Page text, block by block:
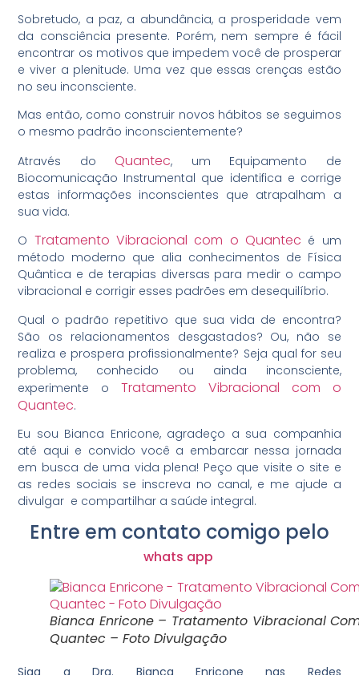
Sobretudo, a paz, a abundância, a prosperidade vem
da consciência presente. Porém, nem sempre é fácil
encontrar os motivos que impedem você de prosperar
e viver a plenitude. Uma vez que essas crenças estão
no seu inconsciente.
Mas então, como construir novos hábitos se seguimos
o mesmo padrão inconscientemente?
Através doQuantec, um Equipamento de
Biocomunicação Instrumental que identifica e corrige
estas informações inconscientes que atrapalham a
sua vida.
O Tratamento Vibracional com o Quantec é um
método moderno que alia conhecimentos de Física
Quântica e de terapias diversas para medir o campo
vibracional e corrigir esses padrões em desequilíbrio.
Qual o padrão repetitivo que sua vida de encontra?
São os relacionamentos desgastados? Ou, não se
realiza e prospera profissionalmente? Seja qual for seu
problema, conhecido ou ainda inconsciente,
experimente oTratamento Vibracional com o
Quantec.
Eu sou Bianca Enricone, agradeço a sua companhia
até aqui e convido você a embarcar nessa jornada
em busca de uma vida plena! Peço que visite o site e
as redes sociais se inscreva no canal, e me ajude a
divulgar e compartilhar a saúde integral.
Entre em contato comigo pelo
whats app
Bianca Enricone – Tratamento Vibracional
Quantec – Foto Divulgação